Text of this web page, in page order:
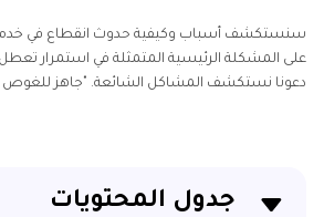
سنستكشف أسباب وكيفية حدوث انقطاع في خدمة
على المشكلة الرئيسية المتمثلة في استمرار تعطل
دعونا نستكشف المشاكل الشائعة. "جاهز للغوص
جدول المحتويات